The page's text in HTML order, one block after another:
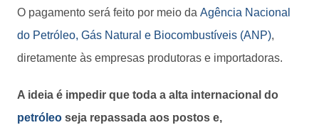
O pagamento será feito por meio da Agência Nacional
do Petróleo, Gás Natural e Biocombustíveis (ANP),
diretamente às empresas produtoras e importadoras.
A ideia é impedir que toda a alta internacional do
petróleo seja repassada aos postos e,